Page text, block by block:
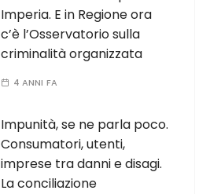
Imperia. E in Regione ora
c’è l’Osservatorio sulla
criminalità organizzata
4 ANNI FA
Impunità, se ne parla poco.
Consumatori, utenti,
imprese tra danni e disagi.
La conciliazione